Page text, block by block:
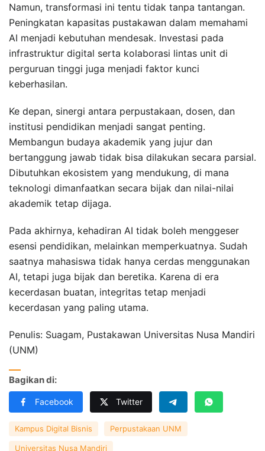
Namun, transformasi ini tentu tidak tanpa tantangan.
Peningkatan kapasitas pustakawan dalam memahami
AI menjadi kebutuhan mendesak. Investasi pada
infrastruktur digital serta kolaborasi lintas unit di
perguruan tinggi juga menjadi faktor kunci
keberhasilan.
Ke depan, sinergi antara perpustakaan, dosen, dan
institusi pendidikan menjadi sangat penting.
Membangun budaya akademik yang jujur dan
bertanggung jawab tidak bisa dilakukan secara parsial.
Dibutuhkan ekosistem yang mendukung, di mana
teknologi dimanfaatkan secara bijak dan nilai-nilai
akademik tetap dijaga.
Pada akhirnya, kehadiran AI tidak boleh menggeser
esensi pendidikan, melainkan memperkuatnya. Sudah
saatnya mahasiswa tidak hanya cerdas menggunakan
AI, tetapi juga bijak dan beretika. Karena di era
kecerdasan buatan, integritas tetap menjadi
kecerdasan yang paling utama.
Penulis: Suagam, Pustakawan Universitas Nusa Mandiri
(UNM)
Bagikan di:
Facebook Twitter
Kampus Digital Bisnis Perpustakaan UNM
Universitas Nusa Mandiri